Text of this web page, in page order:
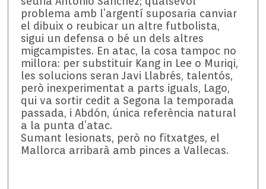
problema amb l’argentí suposaria canviar
el dibuix o reubicar un altre futbolista,
sigui un defensa o bé un dels altres
migcampistes. En atac, la cosa tampoc no
millora: per substituir Kang in Lee o Muriqi,
les solucions seran Javi Llabrés, talentós,
però inexperimentat a parts iguals, Lago,
qui va sortir cedit a Segona la temporada
passada, i Abdón, única referència natural
a la punta d’atac.
Sumant lesionats, però no fitxatges, el
Mallorca arribarà amb pinces a Vallecas.